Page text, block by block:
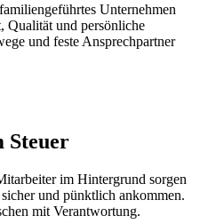
Unternehmen
Qualität und persönliche
und feste Ansprechpartner
Steuer
im Hintergrund sorgen
und pünktlich ankommen.
mit Verantwortung.